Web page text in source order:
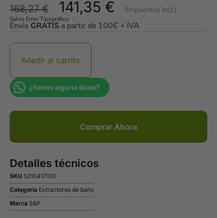
168,27€ 141,35 €
Salvo Error Tipográfico
Envío GRATIS a partir de 100Є + IVA
Añadir al carrito
¿tienes alguna duda?
Comprar Ahora
Detalles técnicos
SKU 5210417100
Categoría Extractores de baño
Marca S&P